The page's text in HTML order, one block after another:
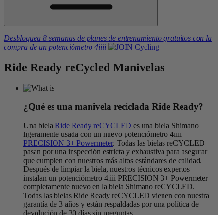
Desbloquea 8 semanas de planes de entrenamiento gratuitos con la
compra de un potenciómetro 4iiii
Ride Ready reCycled Manivelas
¿Qué es una manivela reciclada Ride Ready?
Una biela Ride Ready reCYCLED es una biela Shimano
ligeramente usada con un nuevo potenciómetro 4iiii
PRECISION 3+ Powermeter. Todas las bielas reCYCLED
pasan por una inspección estricta y exhaustiva para asegurar
que cumplen con nuestros más altos estándares de calidad.
Después de limpiar la biela, nuestros técnicos expertos
instalan un potenciómetro 4iiii PRECISION 3+ Powermeter
completamente nuevo en la biela Shimano reCYCLED.
Todas las bielas Ride Ready reCYCLED vienen con nuestra
garantía de 3 años y están respaldadas por una política de
devolución de 30 días sin preguntas.